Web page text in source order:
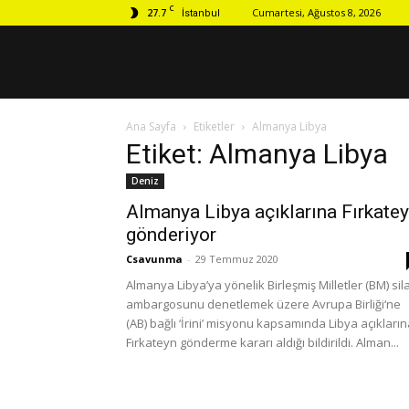
27.7 C İstanbul Cumartesi, Ağustos 8, 2026
Ana Sayfa Etiketler Almanya Libya
Etiket: Almanya Libya
Deniz
Almanya Libya açıklarına
gönderiyor
Csavunma - 29 Temmuz 2020
Almanya Libya’ya yönelik Birleşmiş Milletler (BM)
ambargosunu denetlemek üzere Avrupa Birliği‘ne
(AB) bağlı ‘İrini’ misyonu kapsamında Libya
Fırkateyn gönderme kararı aldığı bildirildi. Alman...